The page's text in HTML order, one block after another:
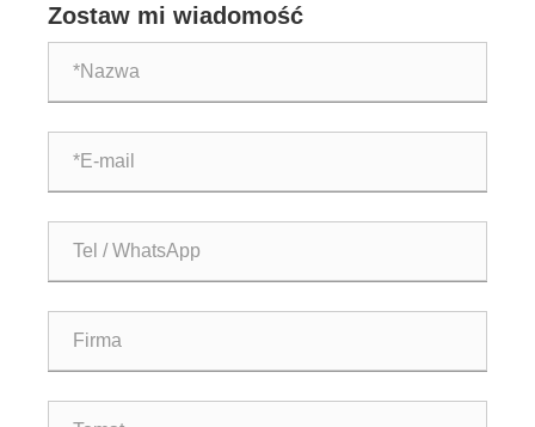
Zostaw mi wiadomość